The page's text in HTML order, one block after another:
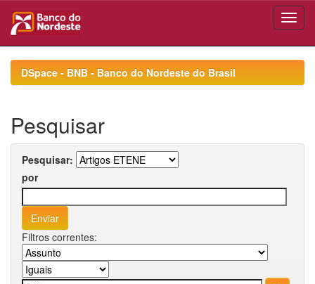
navigationDSpace - BNB - Banco do Nordeste do Brasil
Pesquisar
Pesquisar:
por
Filtros correntes: